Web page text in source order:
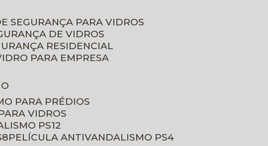
SEGURANÇA PARA VIDROS
DE VIDROS
RESIDENCIAL
PARA EMPRESA
PARA PRÉDIOS
VIDROS
PS12
PELÍCULA ANTIVANDALISMO PS4